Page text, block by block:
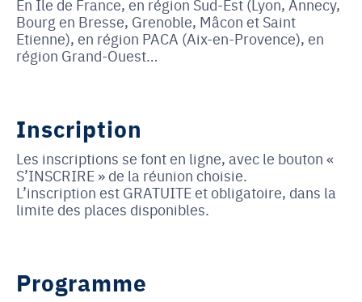
En Ile de France, en région Sud-Est (Lyon, Annecy,
Bourg en Bresse, Grenoble, Mâcon et Saint
Etienne), en région PACA (Aix-en-Provence), en
région Grand-Ouest…
Inscription
Les inscriptions se font en ligne, avec le bouton «
S’INSCRIRE » de la réunion choisie.
L’inscription est GRATUITE et obligatoire, dans la
limite des places disponibles.
Programme